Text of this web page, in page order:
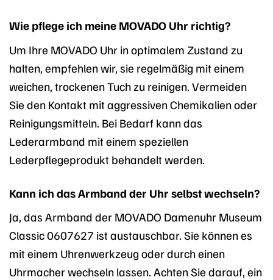
Wie pflege ich meine MOVADO Uhr richtig?
Um Ihre MOVADO Uhr in optimalem Zustand zu
halten, empfehlen wir, sie regelmäßig mit einem
weichen, trockenen Tuch zu reinigen. Vermeiden
Sie den Kontakt mit aggressiven Chemikalien oder
Reinigungsmitteln. Bei Bedarf kann das
Lederarmband mit einem speziellen
Lederpflegeprodukt behandelt werden.
Kann ich das Armband der Uhr selbst wechseln?
Ja, das Armband der MOVADO Damenuhr Museum
Classic 0607627 ist austauschbar. Sie können es
mit einem Uhrenwerkzeug oder durch einen
Uhrmacher wechseln lassen. Achten Sie darauf, ein